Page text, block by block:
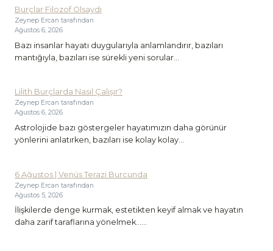
Burçlar Filozof Olsaydı
Zeynep Ercan tarafından
Ağustos 6, 2026
Bazı insanlar hayatı duygularıyla anlamlandırır, bazıları
mantığıyla, bazıları ise sürekli yeni sorular...
Lilith Burçlarda Nasıl Çalışır?
Zeynep Ercan tarafından
Ağustos 6, 2026
Astrolojide bazı göstergeler hayatımızın daha görünür
yönlerini anlatırken, bazıları ise kolay kolay...
6 Ağustos | Venüs Terazi Burcunda
Zeynep Ercan tarafından
Ağustos 5, 2026
İlişkilerde denge kurmak, estetikten keyif almak ve hayatın
daha zarif taraflarına yönelmek…...